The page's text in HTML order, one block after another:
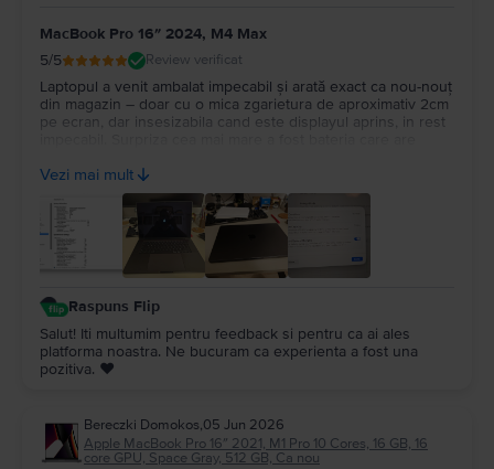
MacBook Pro 16″ 2024, M4 Max
5/5 Review verificat
Laptopul a venit ambalat impecabil și arată exact ca nou-nouț
din magazin – doar cu o mica zgarietura de aproximativ 2cm
pe ecran, dar insesizabila cand este displayul aprins, in rest
sufletul, chiar fac treabă serioasă!
Vezi mai mult
Raspuns Flip
Salut! Iti multumim pentru feedback si pentru ca ai ales
platforma noastra. Ne bucuram ca experienta a fost una
pozitiva. ❤️
Bereczki Domokos,05 Jun 2026
Apple MacBook Pro 16″ 2021, M1 Pro 10 Cores, 16 GB, 16
core GPU, Space Gray, 512 GB, Ca nou